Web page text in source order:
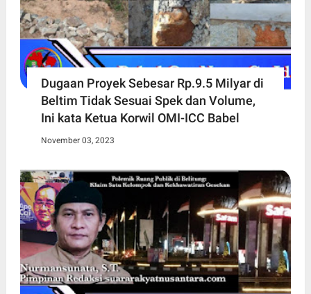
Dugaan Proyek Sebesar Rp.9.5 Milyar di
Beltim Tidak Sesuai Spek dan Volume,
Ini kata Ketua Korwil OMI-ICC Babel
November 03, 2023